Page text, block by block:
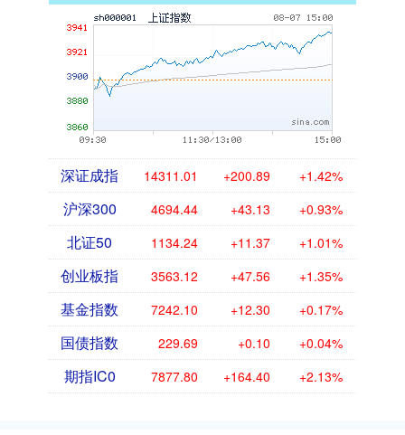
深证成指 14311.01 +200.89 +1.42%
沪深300 4694.44 +43.13 +0.93%
北证50 1134.24 +11.37 +1.01%
创业板指 3563.12 +47.56 +1.35%
基金指数 7242.10 +12.30 +0.17%
国债指数 229.69 +0.10 +0.04%
期指IC0 7877.80 +164.40 +2.13%